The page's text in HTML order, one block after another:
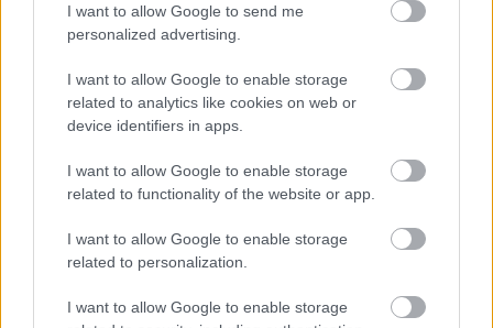
I want to allow Google to send me
personalized advertising.
I want to allow Google to enable storage
related to analytics like cookies on web or
device identifiers in apps.
I want to allow Google to enable storage
related to functionality of the website or app.
I want to allow Google to enable storage
related to personalization.
I want to allow Google to enable storage
Orvos figyelmeztet: ezt az apró reggeli tünetet ne
söpörd a szőnyeg alá